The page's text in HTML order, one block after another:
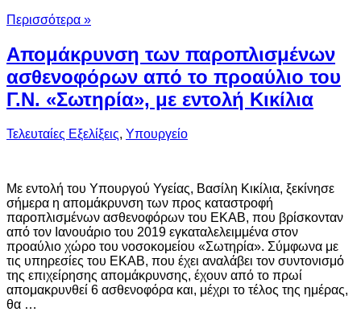
Περισσότερα »
Απομάκρυνση των παροπλισμένων
ασθενοφόρων από το προαύλιο του
Γ.Ν. «Σωτηρία», με εντολή Κικίλια
Τελευταίες Εξελίξεις, Υπουργείο
Με εντολή του Υπουργού Υγείας, Βασίλη Κικίλια, ξεκίνησε
σήμερα η απομάκρυνση των προς καταστροφή
παροπλισμένων ασθενοφόρων του ΕΚΑΒ, που βρίσκονταν
από τον Ιανουάριο του 2019 εγκαταλελειμμένα στον
προαύλιο χώρο του νοσοκομείου «Σωτηρία». Σύμφωνα με
τις υπηρεσίες του ΕΚΑΒ, που έχει αναλάβει τον συντονισμό
της επιχείρησης απομάκρυνσης, έχουν από το πρωί
απομακρυνθεί 6 ασθενοφόρα και, μέχρι το τέλος της ημέρας,
θα …